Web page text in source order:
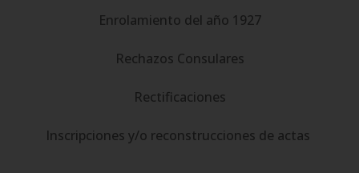
Enrolamiento del año 1927
Rechazos Consulares
Rectificaciones
Inscripciones y/o reconstrucciones de actas